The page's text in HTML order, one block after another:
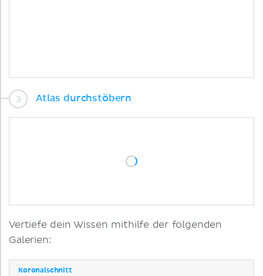
Atlas durchstöbern
Vertiefe dein Wissen mithilfe der folgenden
Galerien:
Koronalschnitt